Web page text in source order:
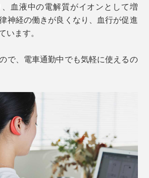
血液中の電解質がイオンとして増
神経の働きが良くなり、血行が促進
います。
で、電車通勤中でも気軽に使えるの